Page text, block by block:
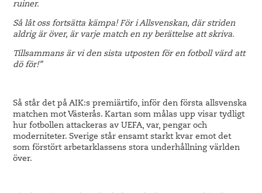
ruiner.
Så låt oss fortsätta kämpa! För i Allsvenskan, där striden
aldrig är över, är varje match en ny berättelse att skriva.
Tillsammans är vi den sista utposten för en fotboll värd att
dö för!”
Så står det på AIK:s premiärtifo, inför den första allsvenska
matchen mot Västerås. Kartan som målas upp visar tydligt
hur fotbollen attackeras av UEFA, var, pengar och
moderniteter. Sverige står ensamt starkt kvar emot det
som förstört arbetarklassens stora underhållning världen
över.